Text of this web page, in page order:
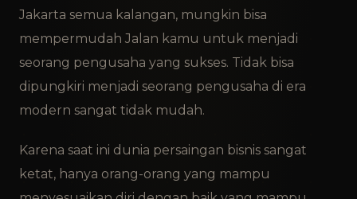
Jakarta semua kalangan, mungkin bisa
mempermudah Jalan kamu untuk menjadi
seorang pengusaha yang sukses. Tidak bisa
dipungkiri menjadi seorang pengusaha di era
modern sangat tidak mudah.
Karena saat ini dunia persaingan bisnis sangat
ketat, hanya orang-orang yang mampu